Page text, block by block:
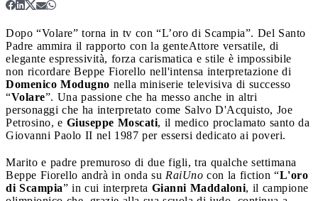
Dopo “Volare” torna in tv con “L’oro di Scampia”. Del Santo
Padre ammira il rapporto con la genteAttore versatile, di
elegante espressività, forza carismatica e stile è impossibile
non ricordare Beppe Fiorello nell'intensa interpretazione di
Domenico Modugno nella miniserie televisiva di successo
“Volare”. Una passione che ha messo anche in altri
personaggi che ha interpretato come Salvo D'Acquisto, Joe
Petrosino, e Giuseppe Moscati, il medico proclamato santo da
Giovanni Paolo II nel 1987 per essersi dedicato ai poveri.
Marito e padre premuroso di due figli, tra qualche settimana
Beppe Fiorello andrà in onda su RaiUno con la fiction “L'oro
di Scampia” in cui interpreta Gianni Maddaloni, il campione